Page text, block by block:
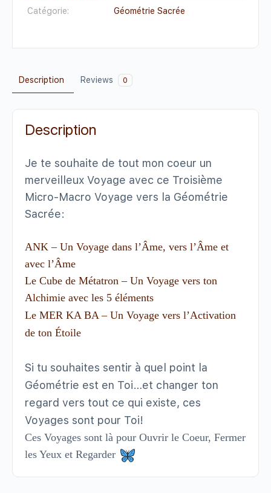
Catégorie: Géométrie Sacrée
Description Reviews 0
Description
Je te souhaite de tout mon coeur un
merveilleux Voyage avec ce Troisième
Micro-Macro Voyage vers la Géométrie
Sacrée:
ANK – Un Voyage dans l’Âme, vers l’Âme et
avec l’Âme
Le Cube de Métatron – Un Voyage vers ton
Alchimie avec les 5 éléments
Le MER KA BA – Un Voyage vers l’Activation
de ton Étoile
Si tu souhaites sentir à quel point la
Géométrie est en Toi…et changer ton
regard vers tout ce qui existe, ces
Voyages sont pour Toi!
Ces Voyages sont là pour Ouvrir le Coeur, Fermer
les Yeux et Regarder